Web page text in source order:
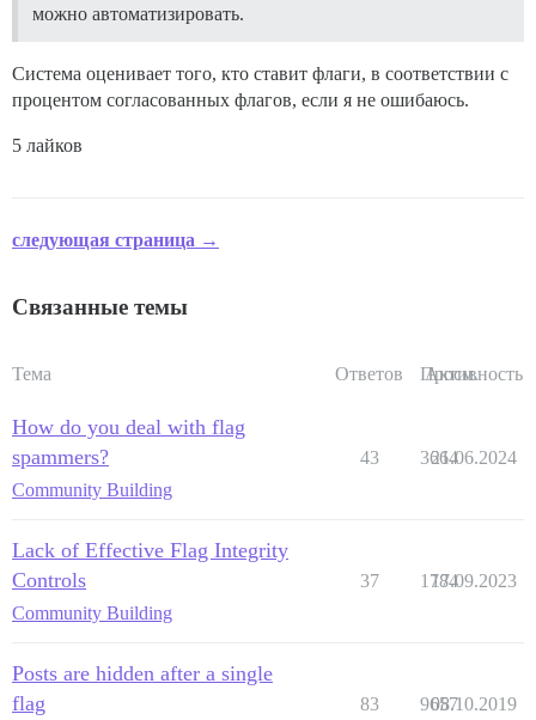
можно автоматизировать.
Система оценивает того, кто ставит флаги, в соответствии с
процентом согласованных флагов, если я не ошибаюсь.
5 лайков
следующая страница →
Связанные темы
Тема Ответов Просм.
Активность
How do you deal with flag
spammers?
Community Building
43 3664
21.06.2024
Lack of Effective Flag Integrity
Controls
Community Building
37 1784
17.09.2023
Posts are hidden after a single
flag
83 9657
08.10.2019